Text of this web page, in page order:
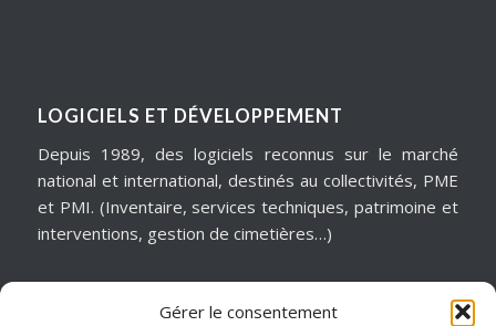
Gérer le consentement
LOGICIELS ET DÉVELOPPEMENT
Depuis 1989, des logiciels reconnus sur le marché
national et international, destinés au collectivités, PME
et PMI. (Inventaire, services techniques, patrimoine et
interventions, gestion de cimetières…)
MATÉRIELS & ASSISTANCE